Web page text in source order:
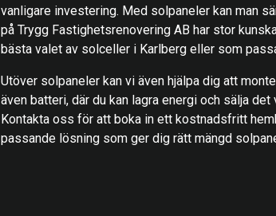
vanligare investering. Med solpaneler kan man
på Trygg Fastighetsrenovering AB har stor
bästa valet av solceller i Karlberg eller som
Utöver solpaneler kan vi även hjälpa dig att
även batteri, där du kan lagra energi och sälja
Kontakta oss för att boka in ett kostnadsfritt
passande lösning som ger dig rätt mängd